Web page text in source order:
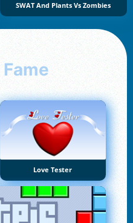
SWAT And Plants Vs Zombies
Fame
Love Tester